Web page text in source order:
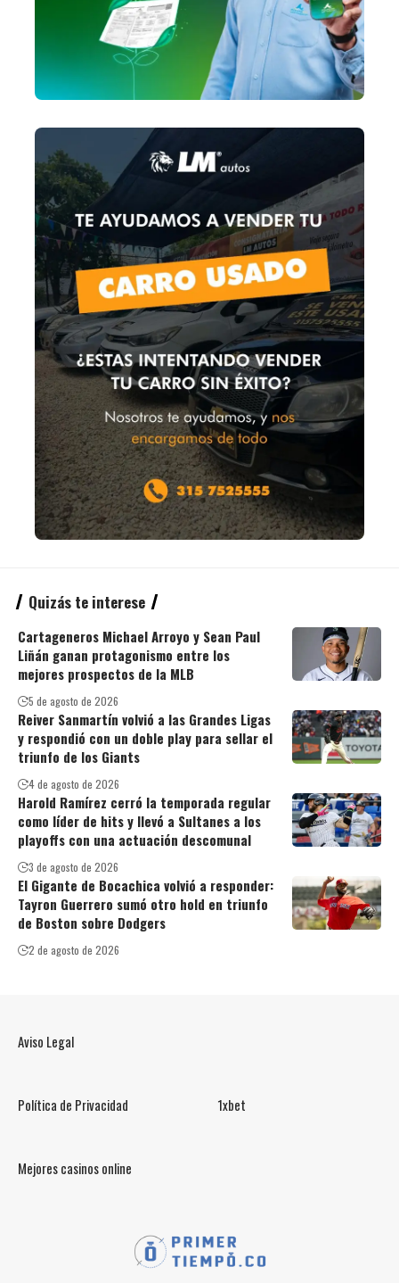
Quizás te interese
Cartageneros Michael Arroyo y Sean Paul
Liñán ganan protagonismo entre los
mejores prospectos de la MLB
5 de agosto de 2026
Reiver Sanmartín volvió a las Grandes Ligas
y respondió con un doble play para sellar el
triunfo de los Giants
4 de agosto de 2026
Harold Ramírez cerró la temporada regular
como líder de hits y llevó a Sultanes a los
playoffs con una actuación descomunal
3 de agosto de 2026
El Gigante de Bocachica volvió a responder:
Tayron Guerrero sumó otro hold en triunfo
de Boston sobre Dodgers
2 de agosto de 2026
Aviso Legal
Política de Privacidad 1xbet
Mejores casinos online